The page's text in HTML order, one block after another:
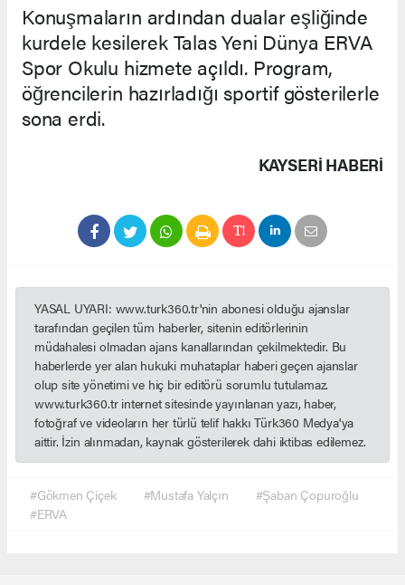
Konuşmaların ardından dualar eşliğinde
kurdele kesilerek Talas Yeni Dünya ERVA
Spor Okulu hizmete açıldı. Program,
öğrencilerin hazırladığı sportif gösterilerle
sona erdi.
KAYSERI HABERİ
YASAL UYARI: www.turk360.tr'nin abonesi olduğu ajanslar
tarafından geçilen tüm haberler, sitenin editörlerinin
müdahalesi olmadan ajans kanallarından çekilmektedir. Bu
haberlerde yer alan hukuki muhataplar haberi geçen ajanslar
olup site yönetimi ve hiç bir editörü sorumlu tutulamaz.
www.turk360.tr internet sitesinde yayınlanan yazı, haber,
fotoğraf ve videoların her türlü telif hakkı Türk360 Medya'ya
aittir. İzin alınmadan, kaynak gösterilerek dahi iktibas edilemez.
#Gökmen Çiçek #Mustafa Yalçın
#Şaban Çopuroğlu
#ERVA